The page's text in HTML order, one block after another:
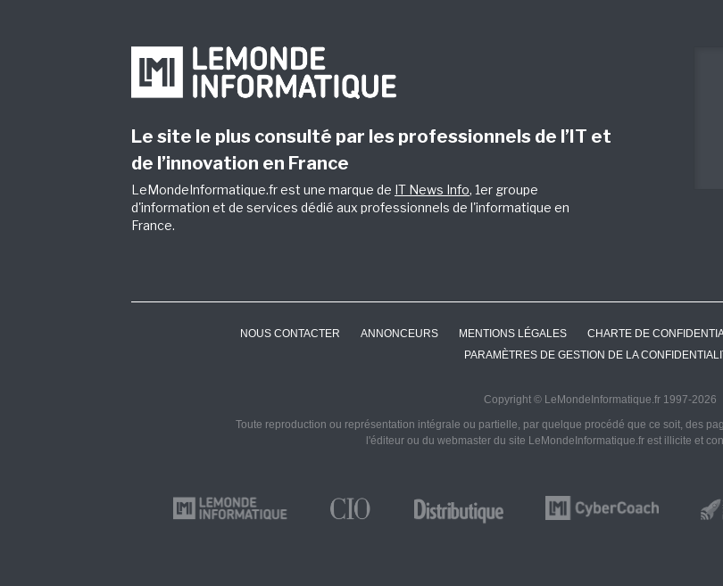
Le site le plus consulté par les professionnels de l’IT et
de l’innovation en France
LeMondeInformatique.fr est une marque de IT News Info, 1er groupe
d'information et de services dédié aux professionnels de l'informatique en
France.
NOUS CONTACTER ANNONCEURS MENTIONS LÉGALES CHARTE DE
PARAMÈTRES DE GESTION DE LA
Copyright © LeMondeInformatique.fr 1997-2026
Toute reproduction ou représentation intégrale ou partielle, par quelque procédé que ce soit, des
l'éditeur ou du webmaster du site LeMondeInformatique.fr est illicite et